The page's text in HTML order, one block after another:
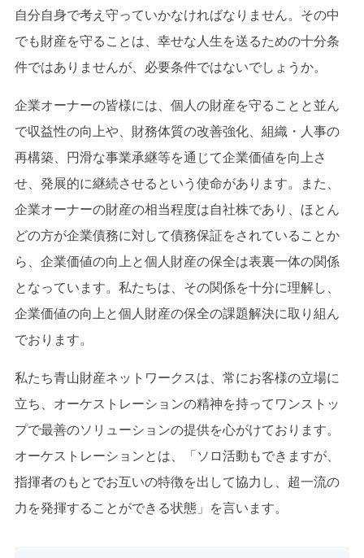
自分自身で考え守っていかなければなりません。その中
でも財産を守ることは、幸せな人生を送るための十分条
件ではありませんが、必要条件ではないでしょうか。
企業オーナーの皆様には、個人の財産を守ることと並ん
で収益性の向上や、財務体質の改善強化、組織・人事の
再構築、円滑な事業承継等を通じて企業価値を向上さ
せ、発展的に継続させるという使命があります。また、
企業オーナーの財産の相当程度は自社株であり、ほとん
どの方が企業債務に対して債務保証をされていることか
ら、企業価値の向上と個人財産の保全は表裏一体の関係
となっています。私たちは、その関係を十分に理解し、
企業価値の向上と個人財産の保全の課題解決に取り組ん
でおります。
私たち青山財産ネットワークスは、常にお客様の立場に
立ち、オーケストレーションの精神を持ってワンストッ
プで最善のソリューションの提供を心がけております。
オーケストレーションとは、「ソロ活動もできますが、
指揮者のもとでお互いの特徴を出して協力し、超一流の
力を発揮することができる状態」を言います。